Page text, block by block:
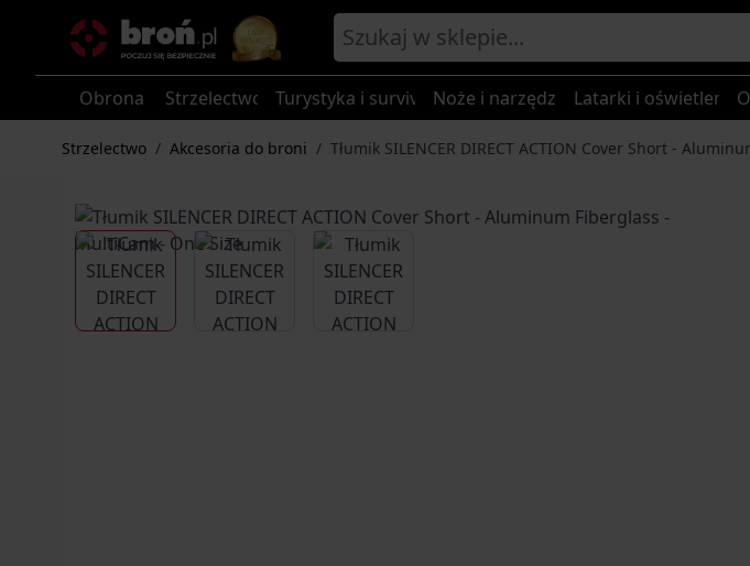
Obrona Strzelectwo Turystyka i survival Noże i narzędzia Latarki i oświetlenie
Strzelectwo / Akcesoria do broni / Tłumik SILENCER DIRECT ACTION Cover Short -
View larger imageView larger imageView larger image